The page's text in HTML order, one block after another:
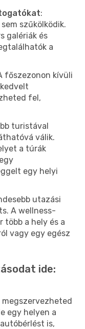
:
szűkölködik.
galériák és
a
főszezonon kívüli
fel,
turistával
válik.
a túrák
egy helyi
utazási
A wellness-
több a hely és a
vagy egy egész
ide:
egy helyen a
is,